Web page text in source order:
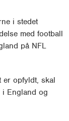
i stedet
med football
på NFL
er opfyldt, skal
i England og